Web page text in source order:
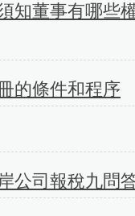
知董事有哪些
的條件和程序
公司報稅九問